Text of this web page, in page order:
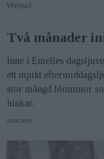
Wessel
Två månader
Inne i Emelies
ett mjukt
stor mängd blommor
hinkar.
ANNONS